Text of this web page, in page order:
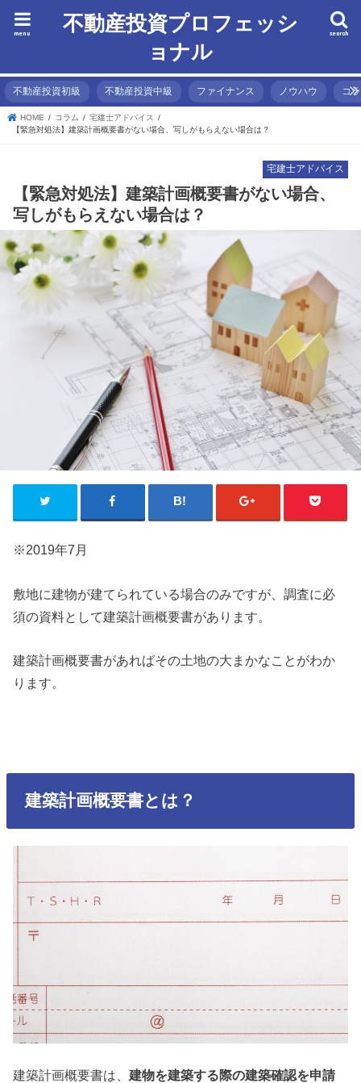
不動産投資プロフェッシ
ョナル
search
menu
不動産投資初級 不動産投資中級 ファイナンス ノウハウ コ
HOME コラム
宅建士アドバイス
【緊急対処法】建築計画概要書がない場合、写しがもらえない場合は？
宅建士アドバイス
【緊急対処法】建築計画概要書がない場合、
写しがもらえない場合は？
※2019年7月
敷地に建物が建てられている場合のみですが、調査に必
須の資料として建築計画概要書があります。
建築計画概要書があればその土地の大まかなことがわか
ります。
建築計画概要書とは？
建築計画概要書は、建物を建築する際の建築確認を申請